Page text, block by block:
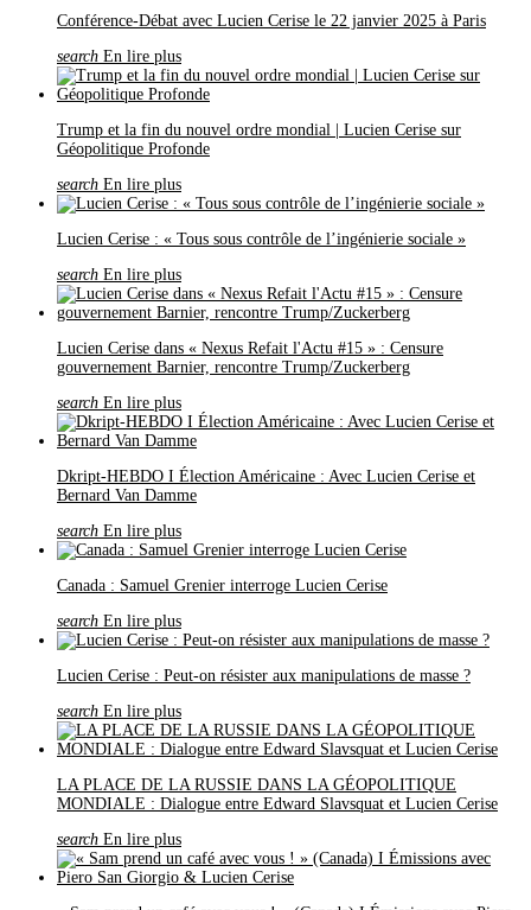
Conférence-Débat avec Lucien Cerise le 22 janvier 2025 à Paris
search En lire plus
Trump et la fin du nouvel ordre mondial | Lucien Cerise sur
Géopolitique Profonde
search En lire plus
Lucien Cerise : « Tous sous contrôle de l’ingénierie sociale »
search En lire plus
Lucien Cerise dans « Nexus Refait l'Actu #15 » : Censure
gouvernement Barnier, rencontre Trump/Zuckerberg
search En lire plus
Dkript-HEBDO I Élection Américaine : Avec Lucien Cerise et
Bernard Van Damme
search En lire plus
Canada : Samuel Grenier interroge Lucien Cerise
search En lire plus
Lucien Cerise : Peut-on résister aux manipulations de masse ?
search En lire plus
LA PLACE DE LA RUSSIE DANS LA GÉOPOLITIQUE
MONDIALE : Dialogue entre Edward Slavsquat et Lucien Cerise
search En lire plus